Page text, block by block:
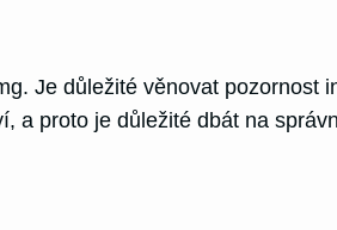
Je důležité věnovat pozornost
proto je důležité dbát na